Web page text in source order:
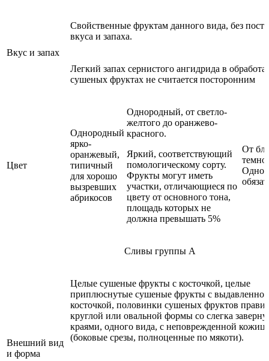
Вкус и запах
Свойственные фруктам данного вида, без
вкуса и запаха.
Легкий запах сернистого ангидрида в
сушеных фруктах не считается посторонним
Цвет
Однородный
ярко-
оранжевый,
типичный
для хорошо
вызревших
абрикосов
Однородный, от светло-
желтого до оранжево-
красного.
Яркий, соответствующий
помологическому сорту.
Фрукты могут иметь
участки, отличающиеся по
цвету от основного тона,
площадь которых не
должна превышать 5%
От
Сливы группы А
Внешний вид
и форма
Целые сушеные фрукты с косточкой, целые
приплюснутые сушеные фрукты с выдавленной
косточкой, половинки сушеных фруктов
круглой или овальной формы со слегка
краями, одного вида, с неповрежденной
(боковые срезы, полноценные по мякоти).